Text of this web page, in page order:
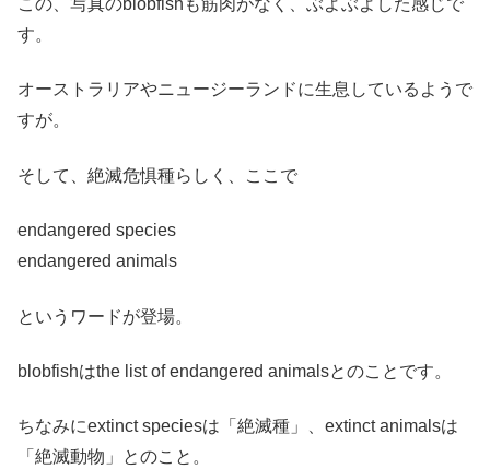
この、写真のblobfishも筋肉がなく、ぶよぶよした感じで
す。
オーストラリアやニュージーランドに生息しているようで
すが。
そして、絶滅危惧種らしく、ここで
endangered species
endangered animals
というワードが登場。
blobfishはthe list of endangered animalsとのことです。
ちなみにextinct speciesは「絶滅種」、extinct animalsは
「絶滅動物」とのこと。